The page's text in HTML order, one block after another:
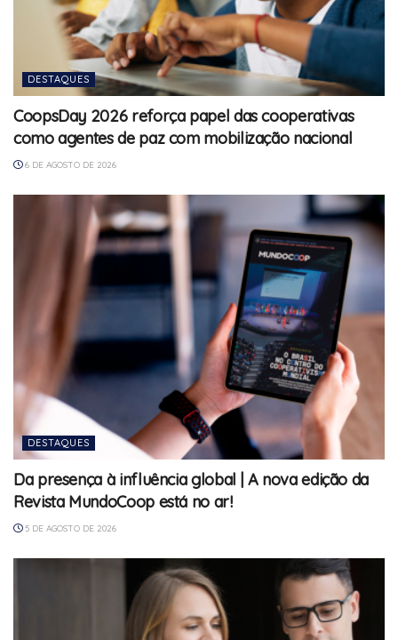
DESTAQUES
CoopsDay 2026 reforça papel das cooperativas
como agentes de paz com mobilização nacional
6 DE AGOSTO DE 2026
DESTAQUES
Da presença à influência global | A nova edição da
Revista MundoCoop está no ar!
5 DE AGOSTO DE 2026